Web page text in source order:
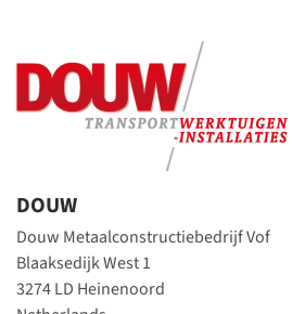
DOUW
Douw Metaalconstructiebedrijf Vof
Blaaksedijk West 1
3274 LD Heinenoord